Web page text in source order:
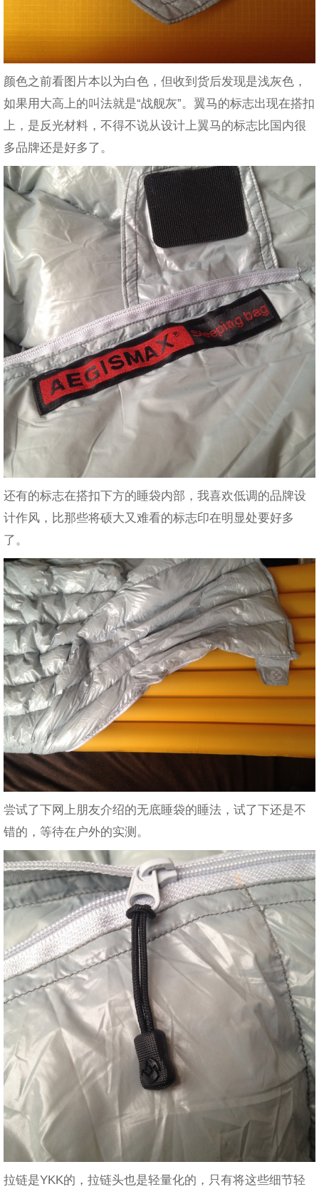
颜色之前看图片本以为白色，但收到货后发现是浅灰色，
如果用大高上的叫法就是“战舰灰”。翼马的标志出现在搭扣
上，是反光材料，不得不说从设计上翼马的标志比国内很
多品牌还是好多了。
还有的标志在搭扣下方的睡袋内部，我喜欢低调的品牌设
计作风，比那些将硕大又难看的标志印在明显处要好多
了。
尝试了下网上朋友介绍的无底睡袋的睡法，试了下还是不
错的，等待在户外的实测。
拉链是YKK的，拉链头也是轻量化的，只有将这些细节轻